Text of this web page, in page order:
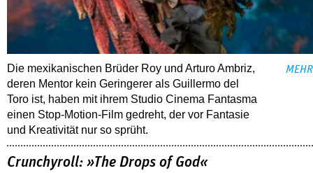
Die mexikanischen Brüder Roy und Arturo Ambriz,
deren Mentor kein Geringerer als Guillermo del
Toro ist, haben mit ihrem Studio Cinema Fantasma
einen Stop-Motion-Film gedreht, der vor Fantasie
und Kreativität nur so sprüht.
MEHR
Crunchyroll: »The Drops of God«